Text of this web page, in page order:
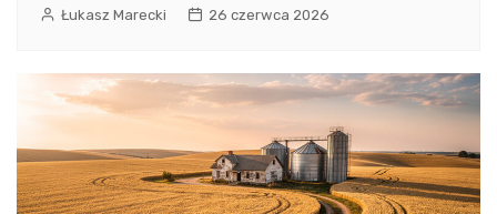
Łukasz Marecki 26 czerwca 2026